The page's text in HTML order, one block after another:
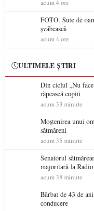
acum 4 ore
FOTO. Sute de
șvăbească
acum 4 ore
ULTIMELE ȘTIRI
Din ciclul „Nu faceți ca ei!”:
răpească copiii
acum 33 minute
Moștenirea unui om
sătmăreni
acum 35 minute
Senatorul
majoritară la
acum 38 minute
Bărbat de 43 de
conducere